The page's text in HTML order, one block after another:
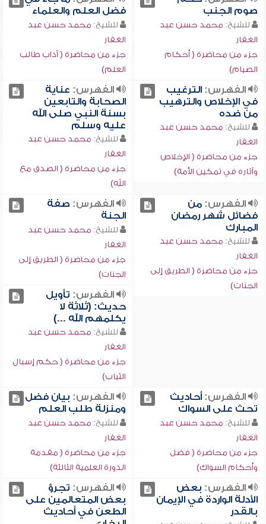
صوم الجنب
للشيخ: محمد حسن عبد
الغفار
جزء من محاضرة ( أحكام
الصيام)
فضل العلم والعلماء
للشيخ: محمد حسن عبد
الغفار
جزء من محاضرة ( آداب طالب
العلم)
الفهرس:الترغيب
في الإخلاص والترهيب
من ضده
للشيخ: محمد حسن عبد
الغفار
جزء من محاضرة ( الإخلاص
وآثاره في تمكين الأمة)
الفهرس: عناية
الصحابة والتابعين
بسنة النبي صلى الله
عليه وسلم
للشيخ: محمد حسن عبد
الغفار
جزء من محاضرة ( الصدق مع
الله)
الفهرس:من
فضائل شهر رمضان
المبارك
للشيخ: محمد حسن عبد
الغفار
جزء من محاضرة ( الطريق إلى
الجنات)
الفهرس: صفة
الجنة
للشيخ: محمد حسن عبد
الغفار
جزء من محاضرة ( الطريق إلى
الجنات)
الفهرس: تأويل
حديث: (ثلاثة لا
يكلمهم الله ...)
للشيخ: محمد حسن عبد
الغفار
جزء من محاضرة ( حكم إسبال
الثياب)
الفهرس:أحاديث
تحث على السواك
للشيخ: محمد حسن عبد
الغفار
جزء من محاضرة ( فضل
وأحكام السواك)
الفهرس: بيان فضل
ومنزلة طلب العلم
للشيخ: محمد حسن عبد
الغفار
جزء من محاضرة ( مقدمة
الدورة العلمية الثالثة)
الفهرس: بعض
الأدلة الواردة في الإيمان
بالقدر
الفهرس: تجرؤ
بعض المتعالمين على
الطعن في أحاديث